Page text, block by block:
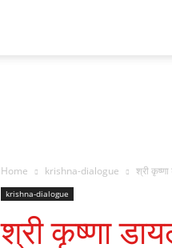
Home krishna-dialogue श्री
krishna-dialogue
श्री कृष्णा